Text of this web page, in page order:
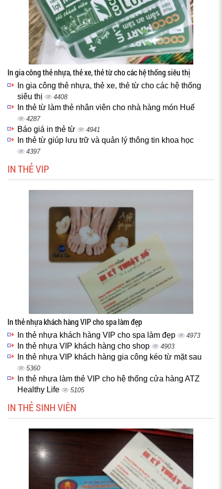
In gia công thẻ nhựa, thẻ xe, thẻ từ cho các hệ thống siêu thị
In gia công thẻ nhựa, thẻ xe, thẻ từ cho các hệ thống
siêu thị
4408
In thẻ từ làm thẻ nhân viên cho nhà hàng món Huế
4287
Báo giá in thẻ từ 4941
In thẻ từ giúp lưu trữ và quản lý thông tin khoa học
4397
IN THẺ VIP
In thẻ nhựa khách hàng VIP cho spa làm đẹp
In thẻ nhựa khách hàng VIP cho spa làm đẹp 4973
In thẻ nhựa VIP khách hàng cho shop 4903
In thẻ nhựa VIP khách hàng gia công kéo từ mặt sau
5360
In thẻ nhựa làm thẻ VIP cho hệ thống cửa hàng ATZ
Healthy Life
5105
IN THẺ SINH VIÊN